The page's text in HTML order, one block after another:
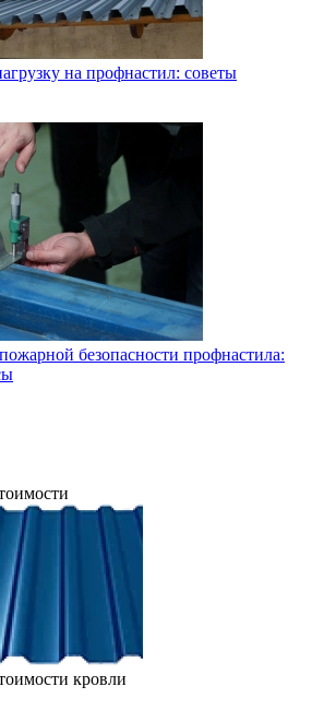
на профнастил: советы
безопасности профнастила:
кровли